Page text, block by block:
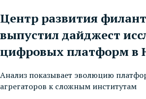
Центр развития
выпустил дайджест
цифровых платформ в
Анализ показывает эволюцию
агрегаторов к сложным институтам